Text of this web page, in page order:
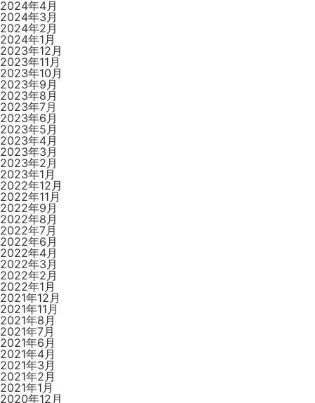
2024年4月
2024年3月
2024年2月
2024年1月
2023年12月
2023年11月
2023年10月
2023年9月
2023年8月
2023年7月
2023年6月
2023年5月
2023年4月
2023年3月
2023年2月
2023年1月
2022年12月
2022年11月
2022年9月
2022年8月
2022年7月
2022年6月
2022年4月
2022年3月
2022年2月
2022年1月
2021年12月
2021年11月
2021年8月
2021年7月
2021年6月
2021年4月
2021年3月
2021年2月
2021年1月
2020年12月